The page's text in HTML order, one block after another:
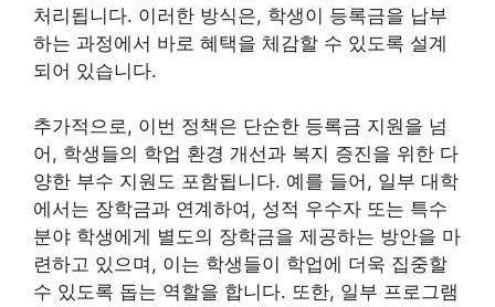
처리됩니다. 이러한 방식은, 학생이 등록금을 납부
하는 과정에서 바로 혜택을 체감할 수 있도록 설계
되어 있습니다.
추가적으로, 이번 정책은 단순한 등록금 지원을 넘
어, 학생들의 학업 환경 개선과 복지 증진을 위한 다
양한 부수 지원도 포함됩니다. 예를 들어, 일부 대학
에서는 장학금과 연계하여, 성적 우수자 또는 특수
분야 학생에게 별도의 장학금을 제공하는 방안을 마
련하고 있으며, 이는 학생들이 학업에 더욱 집중할
수 있도록 돕는 역할을 합니다. 또한, 일부 프로그램